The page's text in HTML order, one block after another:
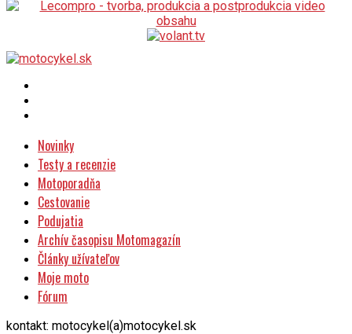
Novinky
Testy a recenzie
Motoporadňa
Cestovanie
Podujatia
Archív časopisu Motomagazín
Články užívateľov
Moje moto
Fórum
kontakt: motocykel(a)motocykel.sk